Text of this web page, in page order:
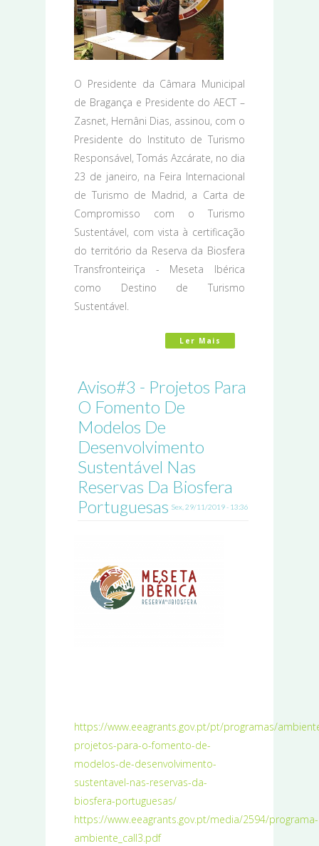
O Presidente da Câmara Municipal
de Bragança e Presidente do AECT –
Zasnet, Hernâni Dias, assinou, com o
Presidente do Instituto de Turismo
Responsável, Tomás Azcárate, no dia
23 de janeiro, na Feira Internacional
de Turismo de Madrid, a Carta de
Compromisso com o Turismo
Sustentável, com vista à certificação
do território da Reserva da Biosfera
Transfronteiriça - Meseta Ibérica
como Destino de Turismo
Sustentável.
Ler Mais
Aviso#3 - Projetos Para
O Fomento De
Modelos De
Desenvolvimento
Sustentável Nas
Reservas Da Biosfera
Portuguesas Sex, 29/11/2019 - 13:36
https://www.eeagrants.gov.pt/pt/programas/
projetos-para-o-fomento-de-
modelos-de-desenvolvimento-
sustentavel-nas-reservas-da-
biosfera-portuguesas/
https://www.eeagrants.gov.pt/media/2594/programa-
ambiente_call3.pdf